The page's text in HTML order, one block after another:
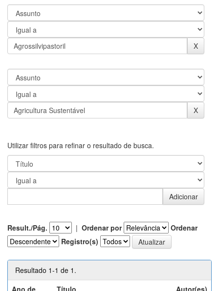
Utilizar filtros para refinar o resultado de busca.
Result./Pág. | Ordenar por
Ordenar
Registro(s)
Resultado 1-1 de 1.
Ano de
Título Autor(es)